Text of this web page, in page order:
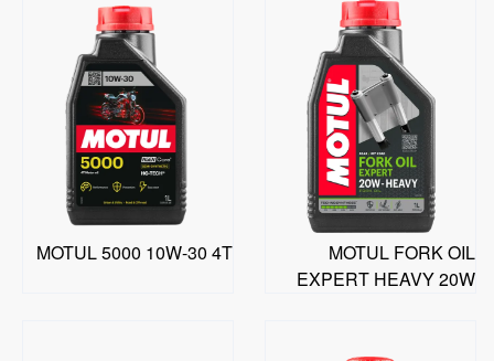
MOTUL FORK OIL
EXPERT HEAVY 20W
MOTUL 5000 10W-30 4T